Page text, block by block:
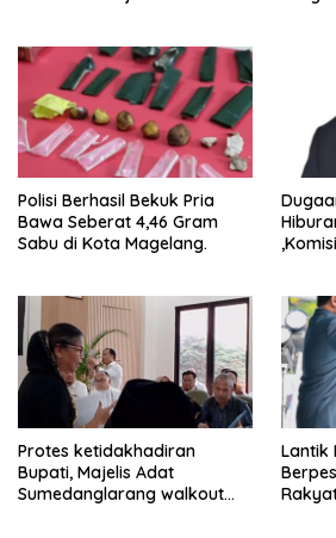
Polisi Berhasil Bekuk Pria
Bawa Seberat 4,46 Gram
Sabu di Kota Magelang.
Protes ketidakhadiran
Bupati, Majelis Adat
Sumedanglarang walkout
Lantik